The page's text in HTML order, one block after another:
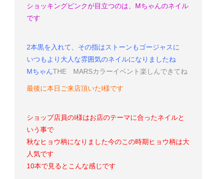
ショッキングピンクが目立つのは、Mちゃんのネイル
です
2本黒を入れて、その指はストーンもゴージャスに
いつもより大人な雰囲気のネイルになりましたね
MちゃんTHE MARSカラーイベント楽しんできてね
最後に本日ご来店頂いたI様です
ショップ店員のI様はお店のテーマに合ったネイルと
いう事で
秋なヒョウ柄になりました今のこの時期ヒョウ柄は大
人気です
10本で見るとこんな感じです